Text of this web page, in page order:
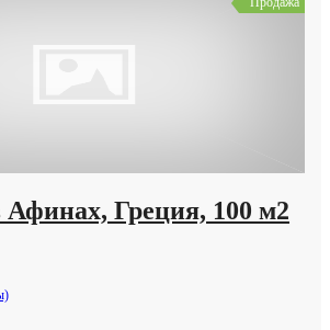
Греция, 100 м2